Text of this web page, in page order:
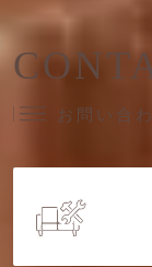
お問い合